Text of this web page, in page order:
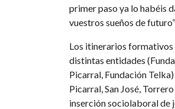
primer paso ya lo habéis
vuestros sueños de
Los itinerarios formativos
distintas entidades
Picarral, Fundación
Picarral, San José,
inserción sociolaboral de